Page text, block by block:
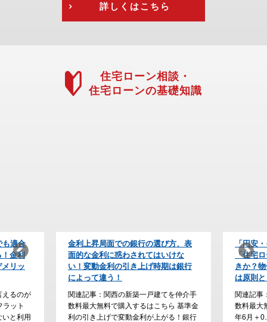
詳しくはこちら
住宅ローン相談・
住宅ローンの基礎知識
方、表
けな
銀行
仲介手
基準金
！銀行
「円安・インフレ時代」の防衛策！
「住宅ローンの予算」をどう組むべ
きか？物価が上がり続けると利上げ
は原則として永遠に続く
関連記事：関西の新築一戸建てを仲介手
数料最大無料で購入するはこちら 2026
年6月＋0.25％の利上げが確定し、31年
【住宅
上が条
会社の
なぜ？
関連記事
数料最大
ーン審査